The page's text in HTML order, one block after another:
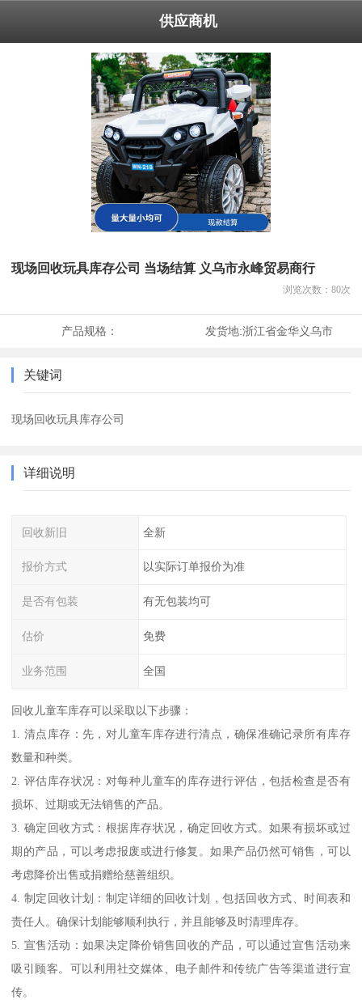
供应商机
现场回收玩具库存公司 当场结算 义乌市永峰贸易商行
浏览次数： 80次
产品规格： 发货地:浙江省金华义乌市
关键词
现场回收玩具库存公司
详细说明
回收新旧 全新
报价方式 以实际订单报价为准
是否有包装 有无包装均可
估价 免费
业务范围 全国
回收儿童车库存可以采取以下步骤：
1. 清点库存：先，对儿童车库存进行清点，确保准确记录所有库存
数量和种类。
2. 评估库存状况：对每种儿童车的库存进行评估，包括检查是否有
损坏、过期或无法销售的产品。
3. 确定回收方式：根据库存状况，确定回收方式。如果有损坏或过
期的产品，可以考虑报废或进行修复。如果产品仍然可销售，可以
考虑降价出售或捐赠给慈善组织。
4. 制定回收计划：制定详细的回收计划，包括回收方式、时间表和
责任人。确保计划能够顺利执行，并且能够及时清理库存。
5. 宣售活动：如果决定降价销售回收的产品，可以通过宣售活动来
吸引顾客。可以利用社交媒体、电子邮件和传统广告等渠道进行宣
传。